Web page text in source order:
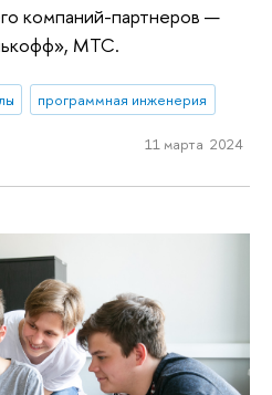
компаний-партнеров —
МТС.
программная инженерия
11 марта 2024